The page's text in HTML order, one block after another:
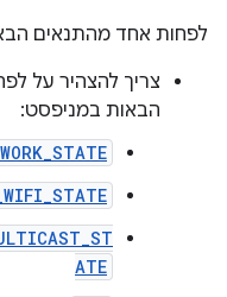
לפחות אחד מהתנאים
צריך להצהיר על
הבאות במניפסט:
ATE